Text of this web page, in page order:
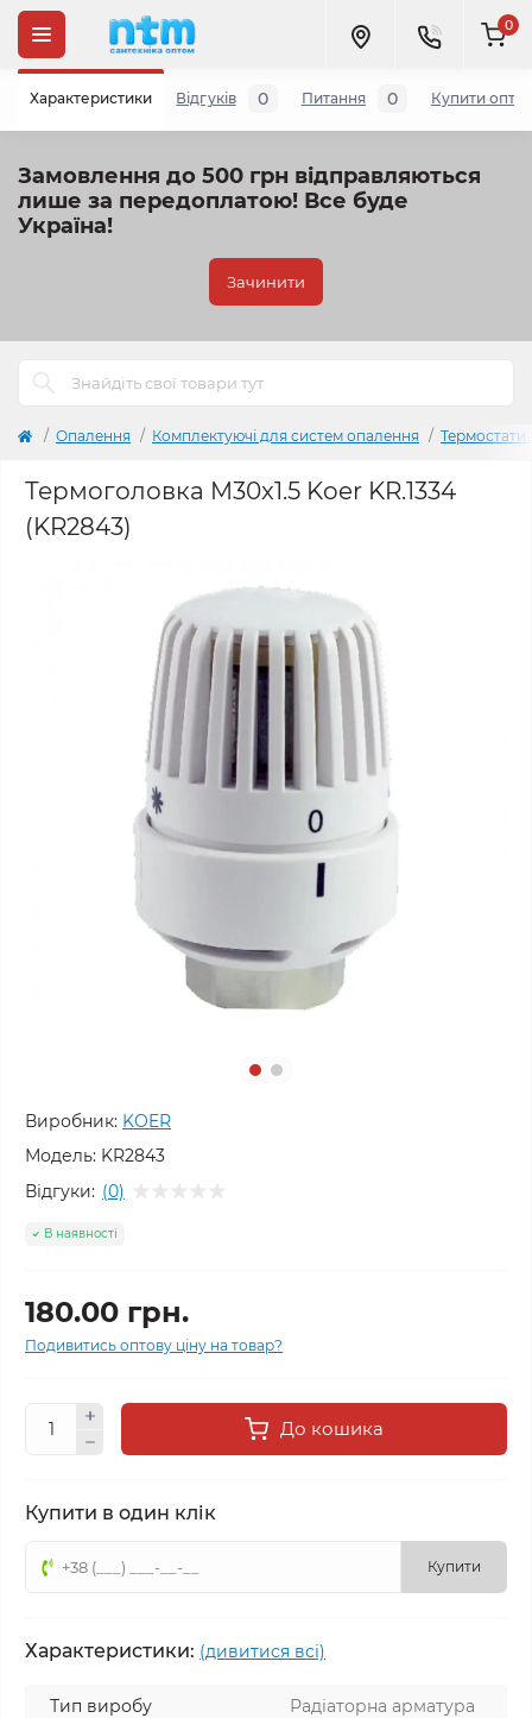
Замовлення до 500 грн відправляються
лише за передоплатою! Все буде
Україна!
Зачинити
0
Опалення Комплектуючі для систем опалення Термостати
Термоголовка M30x1.5 Koer KR.1334
(KR2843)
Виробник: KOER
Модель: KR2843
Відгуки: (0)
В наявності
180.00 грн.
Подивитись оптову ціну на товар?
До кошика
Купити в один клік
Купити
Характеристики: (дивитися всі)
Тип виробу
Радіаторна арматура
Характеристики Відгуків 0 Питання 0 Купити